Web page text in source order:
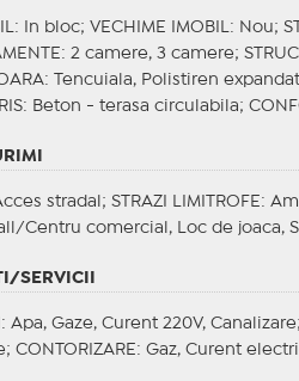
: In bloc; VECHIME IMOBIL : Nou;
: 2 camere, 3 camere;
: Tencuiala, Polistiren
: Beton - terasa circulabila;
stradal; STRAZI LIMITROFE :
Centru comercial, Loc de joaca,
SERVICII
: Apa, Gaze, Curent 220V, Canalizare;
CONTORIZARE : Gaz, Curent